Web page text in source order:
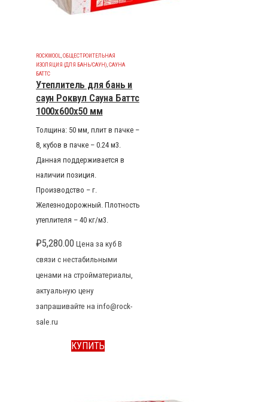
ROCKWOOL ОБЩЕСТРОИТЕЛЬНАЯ
ИЗОЛЯЦИЯ (ДЛЯ БАНЬ/САУН) САУНА
БАТТС
Утеплитель для бань и
саун Роквул Сауна Баттс
1000x600x50 мм
Толщина: 50 мм, плит в пачке –
8, кубов в пачке – 0.24 м3.
Данная поддерживается в
наличии позиция.
Производство – г.
Железнодорожный. Плотность
утеплителя – 40 кг/м3.
₽5,280.00 Цена за куб В
связи с нестабильными
ценами на стройматериалы,
актуальную цену
запрашивайте на info@rock-
sale.ru
КУПИТЬ